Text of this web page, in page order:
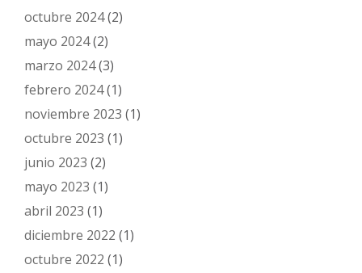
octubre 2024(2)
mayo 2024(2)
marzo 2024(3)
febrero 2024(1)
noviembre 2023 (1)
octubre 2023 (1)
junio 2023 (2)
mayo 2023 (1)
abril 2023 (1)
diciembre 2022 (1)
octubre 2022 (1)